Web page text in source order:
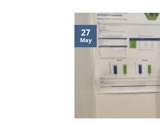
27
May